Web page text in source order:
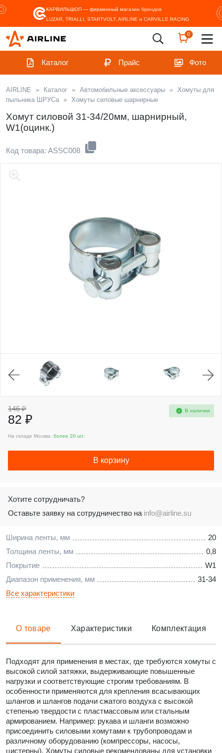
КАРВИЛЬШОП — фирменный магазин брендов
LUZAR, TRIALLI, STARTVOLT, AIRLINE и CARVILLE RACING
0
Каталог Прайс Фото
AIRLINE » Каталог » Автомобильные аксессуары » Хомуты для
пыльника ШРУСа » Хомуты силовые шарнирные
Хомут силовой 31-34/20мм, шарнирный,
W1(оцинк.)
Код товара: ASSC008
Ширина ленты, мм
20
Толщина ленты, мм
0,8
Покрытие
W1
Диапазон применения, мм
31-34
Все характеристики
146 ₽
82 ₽
В наличии
На складе Москва :более 20 шт.
В корзину
Хотите сотрудничать?
Оставьте заявку на сотрудничество на info@airline.su
О товаре Характеристики Комплектация
Подходят для применения в местах, где требуются хомуты c
высокой силой затяжки, выдерживающие повышенные
нагрузки и соответствующие строгим требованиям. В
особенности применяются для крепления всасывающих
шлангов и шлангов подачи сжатого воздуха с высокой
степенью твердости с пластмассовым или стальным
армированием. Например: рукава и шланги возможно
присоединить силовыми хомутами к трубопроводам и
различному оборудованию (компрессоры, насосы,
цистерны). Хомуты силовые рекомендованы для установки